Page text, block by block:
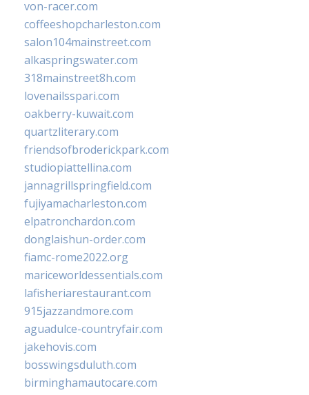
von-racer.com
coffeeshopcharleston.com
salon104mainstreet.com
alkaspringswater.com
318mainstreet8h.com
lovenailsspari.com
oakberry-kuwait.com
quartzliterary.com
friendsofbroderickpark.com
studiopiattellina.com
jannagrillspringfield.com
fujiyamacharleston.com
elpatronchardon.com
donglaishun-order.com
fiamc-rome2022.org
mariceworldessentials.com
lafisheriarestaurant.com
915jazzandmore.com
aguadulce-countryfair.com
jakehovis.com
bosswingsduluth.com
birminghamautocare.com